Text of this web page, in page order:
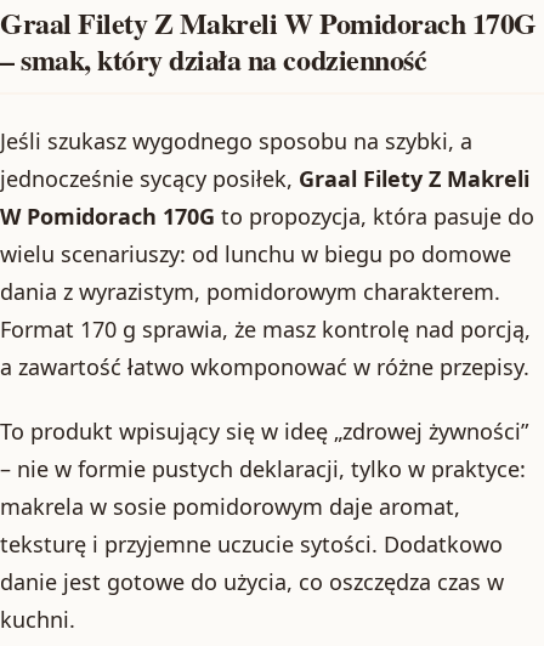
Graal Filety Z Makreli W Pomidorach 170G
– smak, który działa na codzienność
Jeśli szukasz wygodnego sposobu na szybki, a
jednocześnie sycący posiłek, Graal Filety Z Makreli
W Pomidorach 170G to propozycja, która pasuje do
wielu scenariuszy: od lunchu w biegu po domowe
dania z wyrazistym, pomidorowym charakterem.
Format 170 g sprawia, że masz kontrolę nad porcją,
a zawartość łatwo wkomponować w różne przepisy.
To produkt wpisujący się w ideę „zdrowej żywności”
– nie w formie pustych deklaracji, tylko w praktyce:
makrela w sosie pomidorowym daje aromat,
teksturę i przyjemne uczucie sytości. Dodatkowo
danie jest gotowe do użycia, co oszczędza czas w
kuchni.